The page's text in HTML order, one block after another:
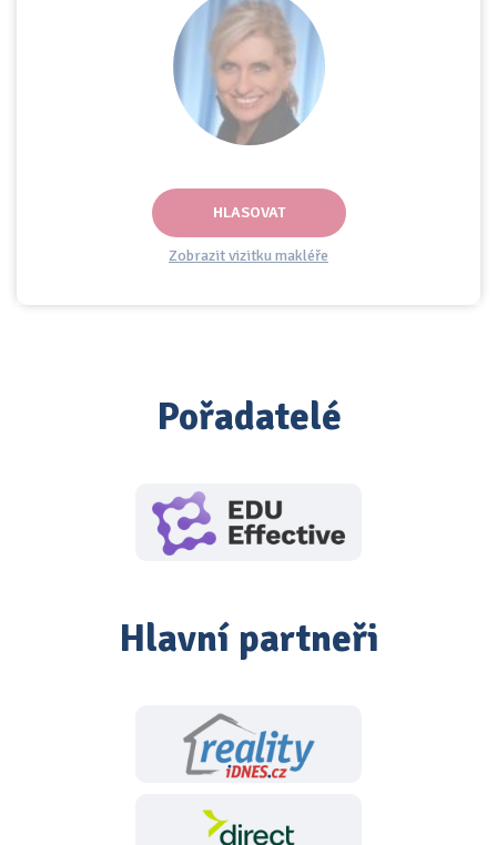
HLASOVAT
Zobrazit vizitku makléře
Pořadatelé
Hlavní partneři